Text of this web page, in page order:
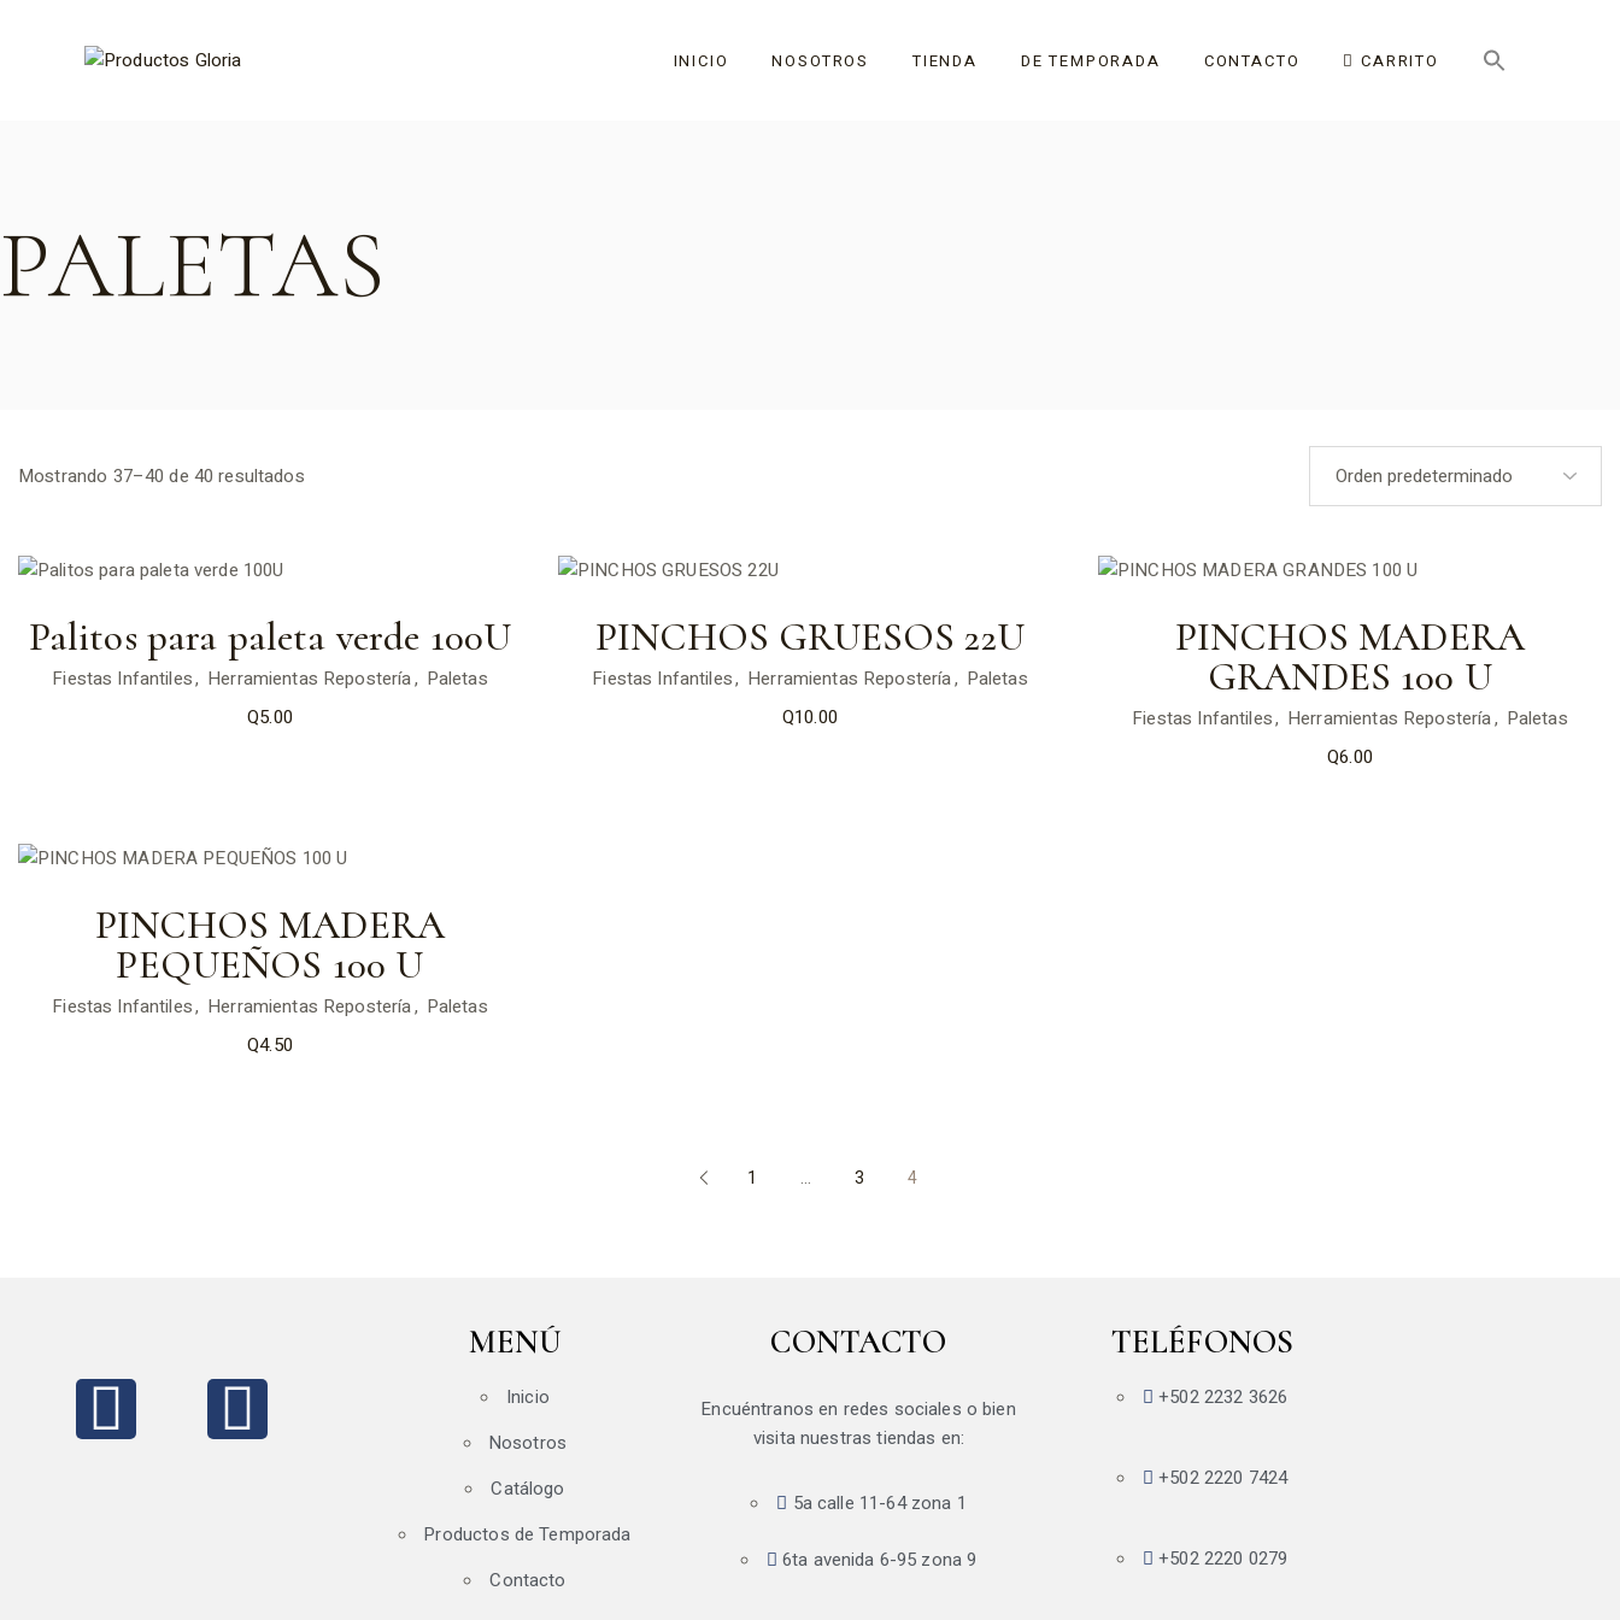
INICIO NOSOTROS TIENDA DE TEMPORADA CONTACTO CARRITO
PALETAS
Mostrando 37–40 de 40 resultados
Palitos para paleta verde 100U
Fiestas Infantiles Herramientas Repostería
Paletas
Q5.00
PINCHOS GRUESOS 22U
Fiestas Infantiles Herramientas Repostería
Paletas
Q10.00
PINCHOS MADERA
GRANDES 100 U
Fiestas Infantiles Herramientas Repostería
Paletas
Q6.00
PINCHOS MADERA
PEQUEÑOS 100 U
Fiestas Infantiles Herramientas Repostería
Paletas
Q4.50
1 … 3 4
MENÚ
Inicio
Nosotros
Catálogo
Productos de Temporada
Contacto
CONTACTO
Encuéntranos en redes sociales o bien
visita nuestras tiendas en:
5a calle 11-64 zona 1
6ta avenida 6-95 zona 9
TELÉFONOS
+502 2232 3626
+502 2220 7424
+502 2220 0279